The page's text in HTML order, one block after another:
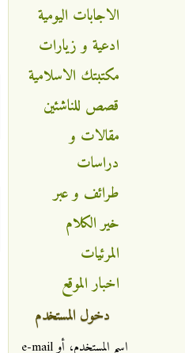
الاجابات اليومية
ادعية و زيارات
مكتبتك الاسلامية
قصص للناشئين
مقالات و
دراسات
طرائف و عبر
خير الكلام
المرئيات
اخبار الموقع
دخول المستخدم
‏اسم المستخدم، أو e-mail